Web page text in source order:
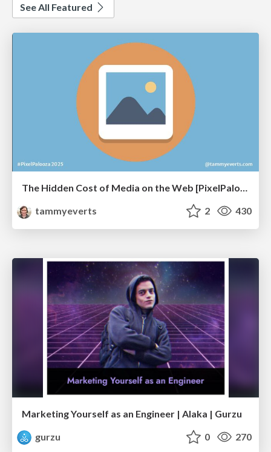
See All Featured
The Hidden Cost of Media on the Web [PixelPalooza 2025]
tammyeverts
2 430
Marketing Yourself as an Engineer | Alaka | Gurzu
gurzu
0 270